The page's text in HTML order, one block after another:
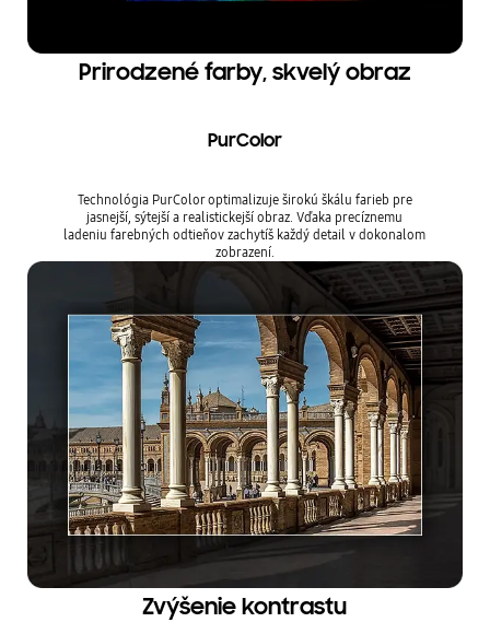
Prirodzené farby, skvelý obraz
PurColor
Technológia PurColor optimalizuje širokú škálu farieb pre
jasnejší, sýtejší a realistickejší obraz. Vďaka precíznemu
ladeniu farebných odtieňov zachytíš každý detail v dokonalom
zobrazení.
Zvýšenie kontrastu